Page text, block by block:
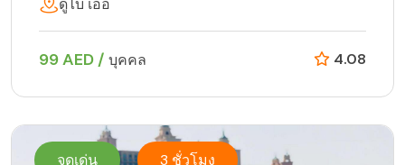
ดูไบ เอ่อ
99 AED / บุคคล 4.08
จุดเด่น 3 ชั่วโมง